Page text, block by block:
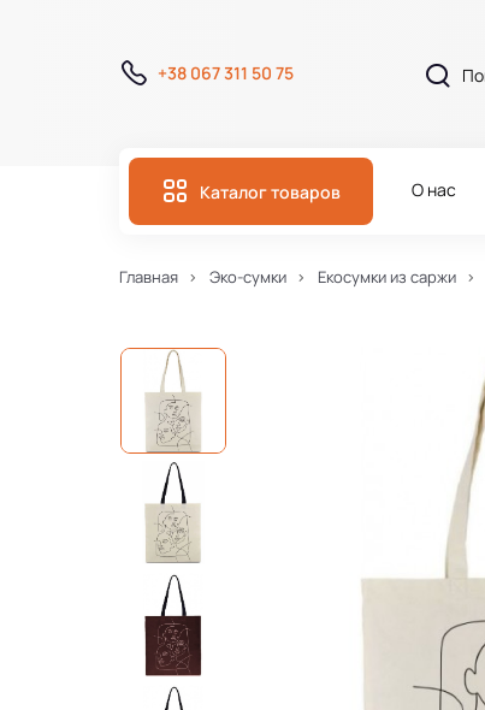
+38 067 311 50 75
Каталог товаров О нас
Главная Эко-сумки Екосумки из саржи